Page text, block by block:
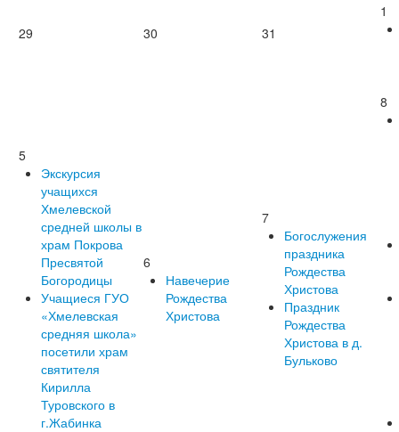
29 30 31
1
5
Экскурсия
учащихся
Хмелевской
средней школы в
храм Покрова
Пресвятой
Богородицы
Учащиеся ГУО
«Хмелевская
средняя школа»
посетили храм
святителя
Кирилла
Туровского в
г.Жабинка
6
Навечерие
Рождества
Христова
7
Богослужения
праздника
Рождества
Христова
Праздник
Рождества
Христова в д.
Бульково
8